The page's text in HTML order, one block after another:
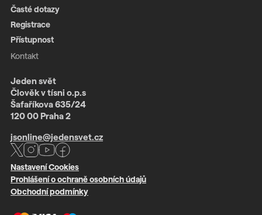
Časté dotazy
Registrace
Přístupnost
Kontakt
Jeden svět
Člověk v tísni o.p.s
Šafaříkova 635/24
120 00 Praha 2
jsonline@jedensvet.cz
Nastavení Cookies
Prohlášení o ochraně osobních údajů
Obchodní podmínky